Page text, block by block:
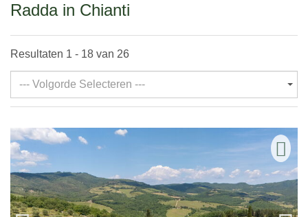
Radda in Chianti
Resultaten 1 - 18 van 26
--- Volgorde Selecteren ---